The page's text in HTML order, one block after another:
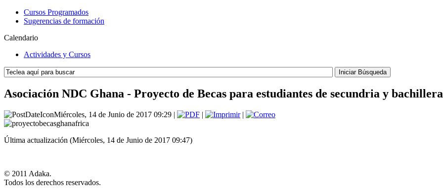
Cursos Programados
Sugerencias de formación
Calendario
Actividades y Cursos
Asociación NDC Ghana - Proyecto de Becas para estudiantes de secundria y
Miércoles, 14 de Junio de 2017 09:29 | | |
Última actualización (Miércoles, 14 de Junio de 2017 09:47)
© 2011 Adaka.
Todos los derechos reservados.